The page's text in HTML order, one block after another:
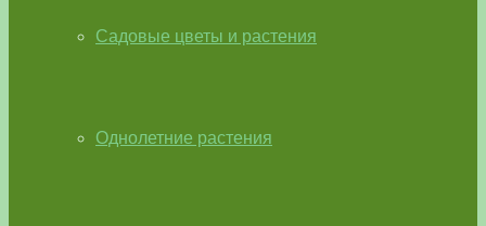
Садовые цветы и растения
Однолетние растения